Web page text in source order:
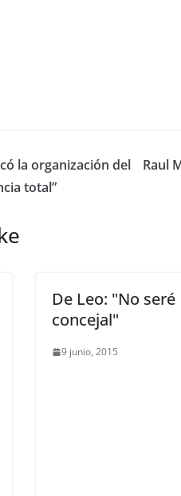
la organización del
total”
Raul
De Leo: "No seré
concejal"
9 junio, 2015